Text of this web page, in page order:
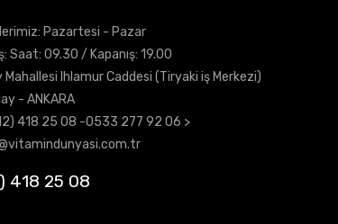
Pazartesi - Pazar
Saat: 09.30 / Kapanış: 19.00
Mahallesi Ihlamur Caddesi (Tiryaki iş Merkezi)
- ANKARA
418 25 08 -0533 277 92 06 >
418 25 08